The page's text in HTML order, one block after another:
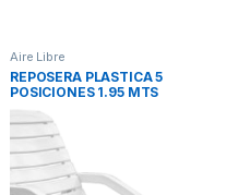
Aire Libre
REPOSERA PLASTICA 5
POSICIONES 1.95 MTS